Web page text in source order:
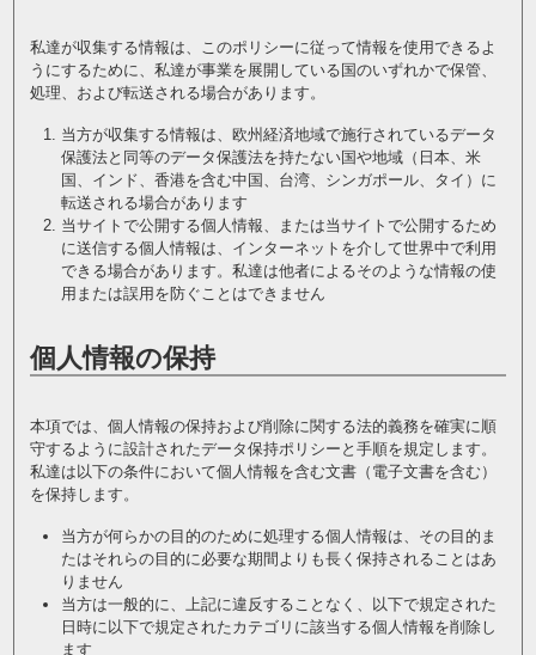
私達が収集する情報は、このポリシーに従って情報を使用できるよ
うにするために、私達が事業を展開している国のいずれかで保管、
処理、および転送される場合があります。
当方が収集する情報は、欧州経済地域で施行されているデータ
保護法と同等のデータ保護法を持たない国や地域（日本、米
国、インド、香港を含む中国、台湾、シンガポール、タイ）に
転送される場合があります
当サイトで公開する個人情報、または当サイトで公開するため
に送信する個人情報は、インターネットを介して世界中で利用
できる場合があります。私達は他者によるそのような情報の使
用または誤用を防ぐことはできません
個人情報の保持
本項では、個人情報の保持および削除に関する法的義務を確実に順
守するように設計されたデータ保持ポリシーと手順を規定します。
私達は以下の条件において個人情報を含む文書（電子文書を含む）
を保持します。
当方が何らかの目的のために処理する個人情報は、その目的ま
たはそれらの目的に必要な期間よりも長く保持されることはあ
りません
当方は一般的に、上記に違反することなく、以下で規定された
日時に以下で規定されたカテゴリに該当する個人情報を削除し
ます